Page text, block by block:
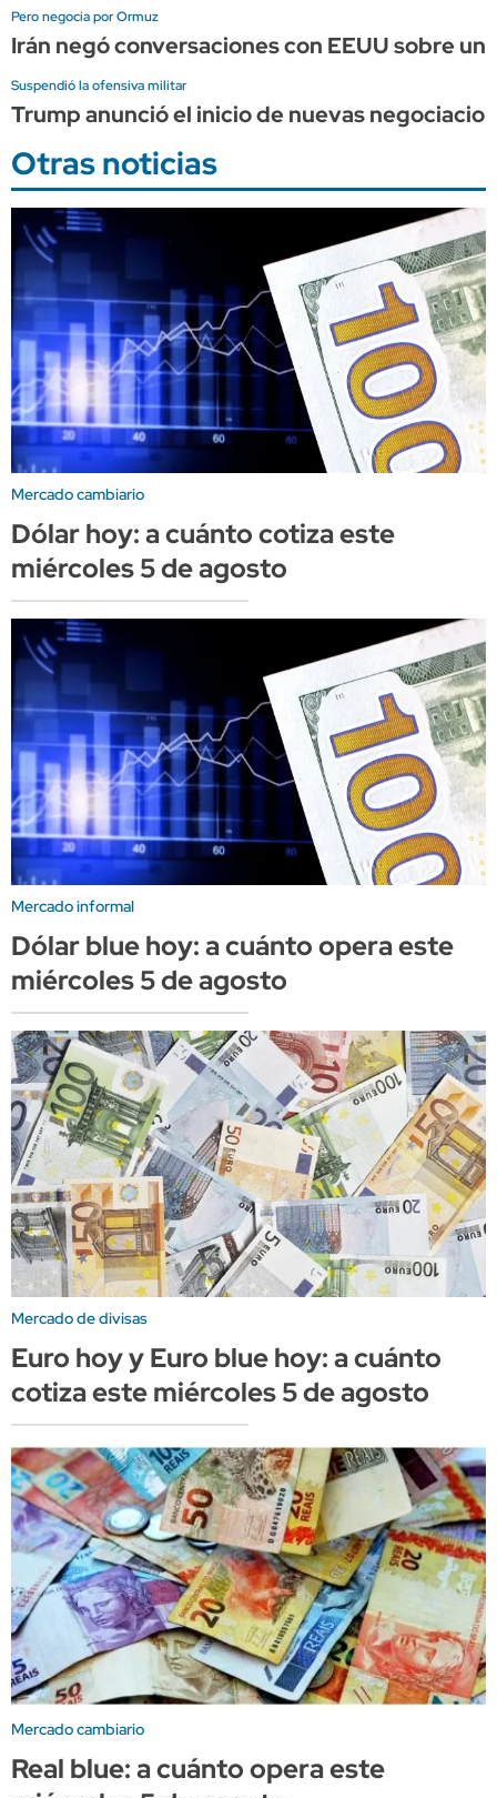
Pero negocia por Ormuz
Irán negó conversaciones con EEUU sobre
Suspendió la ofensiva militar
Trump anunció el inicio de nuevas
Otras noticias
Mercado cambiario
Dólar hoy: a cuánto cotiza este
miércoles 5 de agosto
Mercado informal
Dólar blue hoy: a cuánto opera este
miércoles 5 de agosto
Mercado de divisas
Euro hoy y Euro blue hoy: a cuánto
cotiza este miércoles 5 de agosto
Mercado cambiario
Real blue: a cuánto opera este